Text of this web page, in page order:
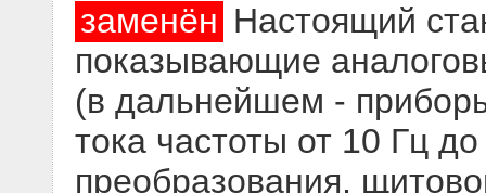
заменён Настоящий
показывающие
(в дальнейшем -
тока частоты от 10 Гц
преобразования,